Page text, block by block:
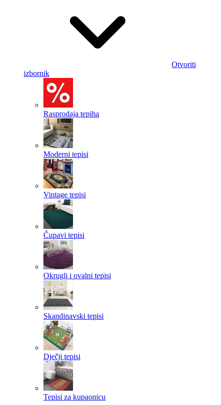
Otvoriti
izbornik
Rasprodaja tepiha
Moderni tepisi
Vintage tepisi
Čupavi tepisi
Okrugli i ovalni tepisi
Skandinavski tepisi
Dječji tepisi
Tepisi za kupaonicu